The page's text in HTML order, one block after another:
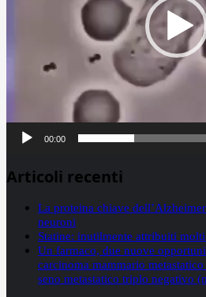
00:00
Articoli recenti
La proteina chiave
neuroni
Statine: inutilmente attribuiti
Un farmaco, due nuove
carcinoma mammario
seno metastatico triplo negativo